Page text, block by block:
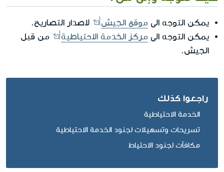
يمكن التوجه الى موقع الجيش
لاصدار التصاريح.
يمكن التوجه الى مركز الخدمة الاحتياطية
من قبل
الجيش.
راجعوا كذلك
الخدمة الاحتياطية
تسريحات وتسهيلات لجنود الخدمة الاحتياطية
مكافآت لجنود الاحتياط